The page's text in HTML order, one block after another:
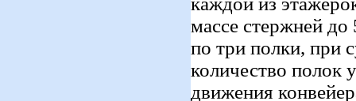
массе стержней до
по три полки, при
количество полок
движения